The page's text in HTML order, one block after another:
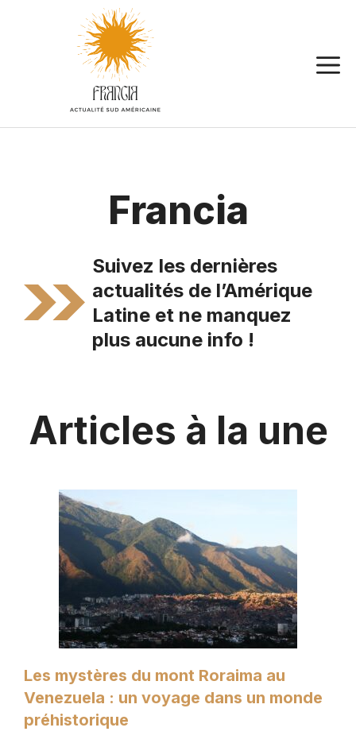
Francia
Suivez les dernières
actualités de l’Amérique
Latine et ne manquez
plus aucune info !
Articles à la une
Les mystères du mont Roraima au
Venezuela : un voyage dans un monde
préhistorique